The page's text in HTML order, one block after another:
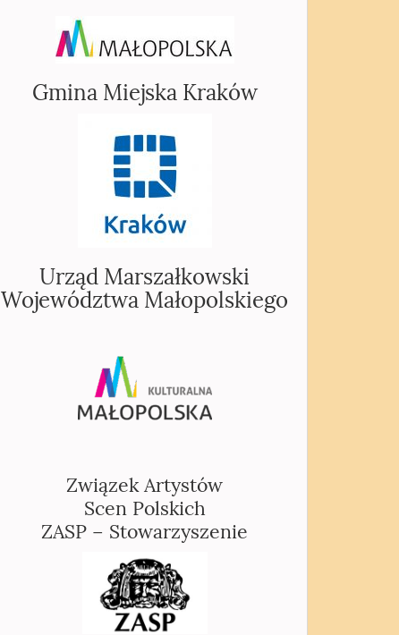
Gmina Miejska Kraków
Urząd Marszałkowski
Województwa Małopolskiego
Związek Artystów
Scen Polskich
ZASP – Stowarzyszenie